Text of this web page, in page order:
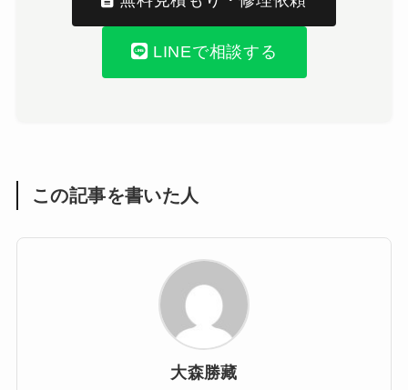
LINEで相談する
この記事を書いた人
大森勝藏